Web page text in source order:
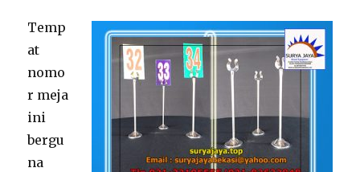
Temp
at
nomo
r meja
ini
bergu
na